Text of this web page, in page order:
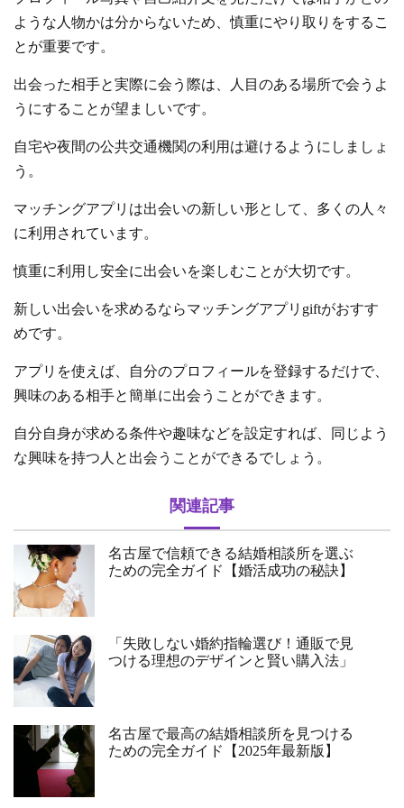
ような人物かは分からないため、慎重にやり取りをするこ
とが重要です。
出会った相手と実際に会う際は、人目のある場所で会うよ
うにすることが望ましいです。
自宅や夜間の公共交通機関の利用は避けるようにしましょ
う。
マッチングアプリは出会いの新しい形として、多くの人々
に利用されています。
慎重に利用し安全に出会いを楽しむことが大切です。
新しい出会いを求めるならマッチングアプリgiftがおすす
めです。
アプリを使えば、自分のプロフィールを登録するだけで、
興味のある相手と簡単に出会うことができます。
自分自身が求める条件や趣味などを設定すれば、同じよう
な興味を持つ人と出会うことができるでしょう。
関連記事
名古屋で信頼できる結婚相談所を選ぶ
ための完全ガイド【婚活成功の秘訣】
「失敗しない婚約指輪選び！通販で見
つける理想のデザインと賢い購入法」
名古屋で最高の結婚相談所を見つける
ための完全ガイド【2025年最新版】